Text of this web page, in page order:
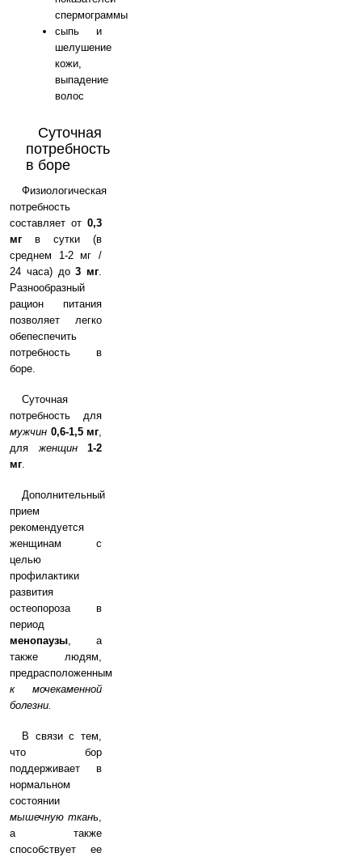
спермограммы
сыпь и
шелушение
кожи,
выпадение
волос
Суточная
потребность
в боре
Физиологическая
потребность
составляет от 0,3
мг в сутки (в
среднем 1-2 мг /
24 часа) до3 мг.
Разнообразный
рацион питания
позволяет легко
обепеспечить
потребность в
боре.
Суточная
потребность для
мужчин 0,6-1,5 мг,
дляженщин
1-2
мг.
Дополнительный
прием
рекомендуется
женщинам с
целью
профилактики
развития
остеопороза в
период
менопаузы, а
также людям,
предрасположенным
к мочекаменной
болезни.
В связи с тем,
что бор
поддерживает в
нормальном
состоянии
мышечную ткань,
а также
способствует ее